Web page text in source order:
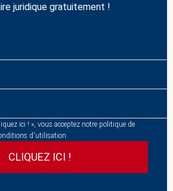
juridique gratuitement !
ici ! », vous acceptez notre politique de
d'utilisation.